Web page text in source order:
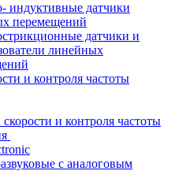
индуктивные датчики
перемещений
датчики и
линейных
и контроля частоты
и контроля частоты
с аналоговым